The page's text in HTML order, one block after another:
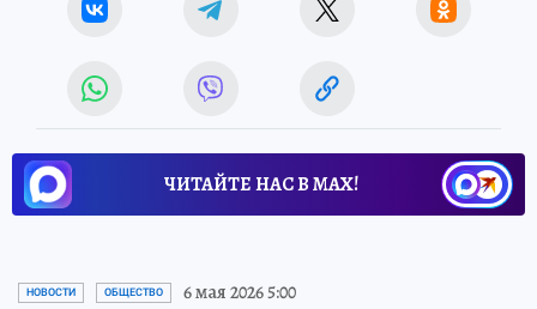
ЧИТАЙТЕ НАС В МАХ!
НОВОСТИ ОБЩЕСТВО 6 мая 2026 5:00